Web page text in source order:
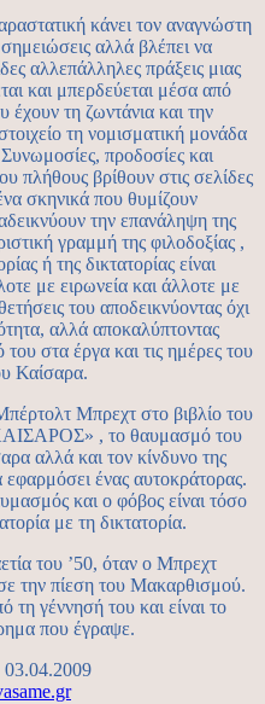
κάνει τον αναγνώστη
αλλά βλέπει να
αλλεπάλληλες πράξεις μιας
και μπερδεύεται μέσα από
έχουν τη ζωντάνια και την
τη νομισματική μονάδα
προδοσίες και
πλήθους βρίθουν στις σελίδες
σκηνικά που θυμίζουν
την επανάληψη της
γραμμή της φιλοδοξίας ,
ή της δικτατορίας είναι
με ειρωνεία και άλλοτε με
του αποδεικνύοντας όχι
αλλά αποκαλύπτοντας
στα έργα και τις ημέρες του
Καίσαρα.
Μπρεχτ στο βιβλίο του
, το θαυμασμό του
αλλά και τον κίνδυνο της
ένας αυτοκράτορας.
και ο φόβος είναι τόσο
με τη δικτατορία.
του ’50, όταν ο Μπρεχτ
την πίεση του Μακαρθισμού.
τη γέννησή του και είναι το
που έγραψε.